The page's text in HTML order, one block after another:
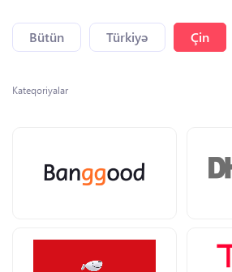
Bütün Türkiyə Çin
Kateqoriyalar